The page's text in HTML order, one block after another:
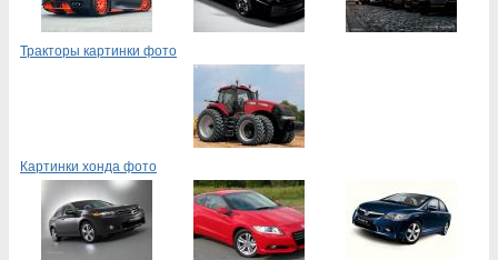
Тракторы картинки фото
Картинки хонда фото